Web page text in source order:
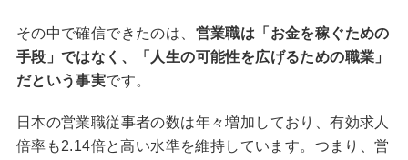
その中で確信できたのは、 営業職は「お金を稼ぐための
手段」ではなく、「人生の可能性を広げるための職業」
だという事実です。
日本の営業職従事者の数は年々増加しており、有効求人
倍率も2.14倍と高い水準を維持しています。つまり、営